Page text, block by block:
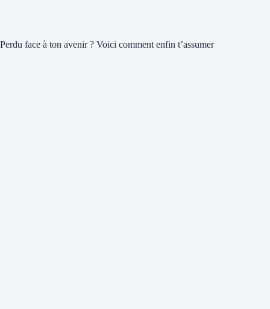
Perdu face à ton avenir ? Voici comment enfin t’assumer